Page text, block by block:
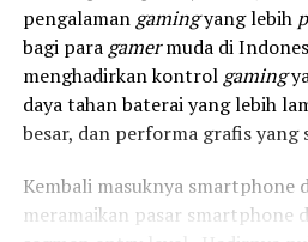
pengalaman gamingyang lebih
bagi para gamermuda di
menghadirkan kontrol gaming
daya tahan baterai yang lebih
besar, dan performa grafis yang
Kembali masuknya smartphone
meramaikan pasar smartphone